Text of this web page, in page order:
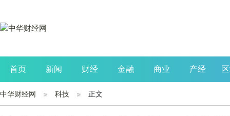
首页 新闻 财经 金融 商业 产经
公司 生活 读书
中华财经网 科技 正文